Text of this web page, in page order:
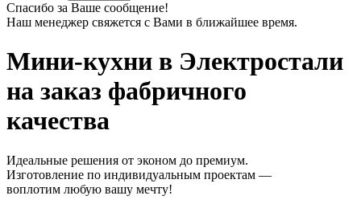
Спасибо за Ваше сообщение!
Наш менеджер свяжется с Вами в ближайшее время.
Мини-кухни в Электростали
на заказ фабричного
качества
Идеальные решения от эконом до премиум.
Изготовление по индивидуальным проектам —
воплотим любую вашу мечту!